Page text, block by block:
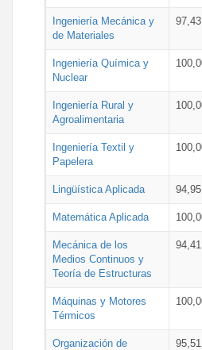
Ingeniería Mecánica y
de Materiales
Ingeniería Química y
Nuclear
Ingeniería Rural y
Agroalimentaria
Ingeniería Textil y
Papelera
Lingüística Aplicada
Matemática Aplicada
Mecánica de los
Medios Continuos y
Teoría de Estructuras
Máquinas y Motores
Térmicos
Organización de